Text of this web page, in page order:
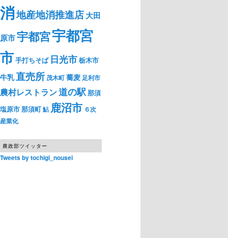
消地産地消推進店大田
原市宇都宮宇都宮
市手打ちそば 日光市栃木市
牛乳直売所 茂木町蕎麦 足利市
農村レストラン道の駅那須
塩原市那須町鮎 鹿沼市 ６次
産業化
農政部ツイッター
Tweets by tochigi_nousei